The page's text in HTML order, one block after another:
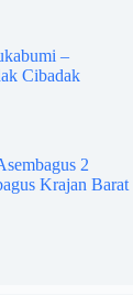
–
Cibadak
2
Krajan Barat